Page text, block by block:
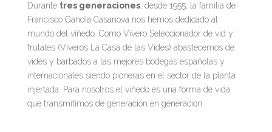
Durante tres generaciones, desde 1955, la familia de
Francisco Gandia Casanova nos hemos dedicado al
mundo del viñedo. Como Vivero Seleccionador de vid y
frutales (Viveros La Casa de las Vides) abastecemos de
vides y barbados a las mejores bodegas españolas y
internacionales siendo pioneras en el sector de la planta
injertada. Para nosotros el viñedo es una forma de vida
que transmitimos de generación en generación